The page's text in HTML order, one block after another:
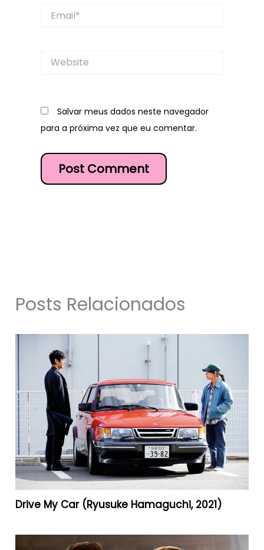
Website
Salvar meus dados neste navegador
para a próxima vez que eu comentar.
Posts Relacionados
Drive My Car (Ryusuke Hamaguchi, 2021)